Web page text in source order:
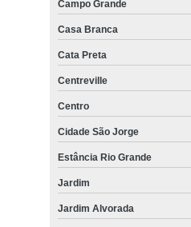
Campo Grande
Casa Branca
Cata Preta
Centreville
Centro
Cidade São Jorge
Estância Rio Grande
Jardim
Jardim Alvorada